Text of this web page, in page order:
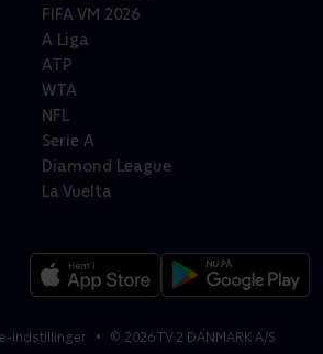
FIFA VM 2026
A Liga
ATP
WTA
NFL
Serie A
Diamond League
La Vuelta
indstillinger © 2026TV 2 DANMARK A/S